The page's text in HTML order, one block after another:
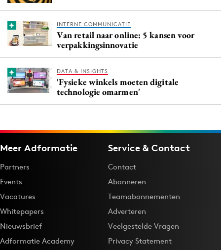
INTERNE COMMUNICATIE
Van retail naar online: 5 kansen voor
verpakkingsinnovatie
DATA & INSIGHTS
'Fysieke winkels moeten digitale
technologie omarmen'
Meer Adformatie
Partners
Events
Vacatures
Whitepapers
Nieuwsbrief
Adformatie Academy
Service & Contact
Contact
Abonneren
Teamabonnementen
Adverteren
Veelgestelde Vragen
Privacy Statement